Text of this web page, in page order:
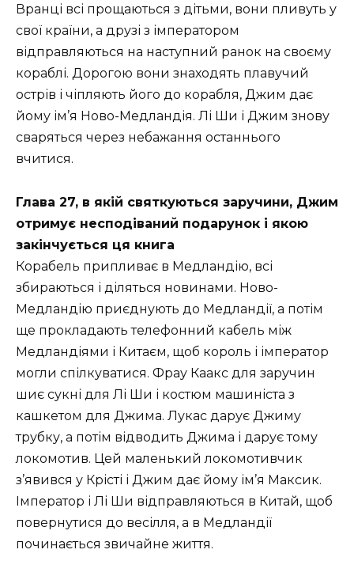
Вранці всі прощаються з дітьми, вони пливуть у
свої країни, а друзі з імператором
відправляються на наступний ранок на своєму
кораблі. Дорогою вони знаходять плавучий
острів і чіпляють його до корабля, Джим дає
йому ім’я Ново-Медландія. Лі Ши і Джим знову
сваряться через небажання останнього
вчитися.
Глава 27, в якій святкуються заручини, Джим
отримує несподіваний подарунок і якою
закінчується ця книга
Корабель припливає в Медландію, всі
збираються і діляться новинами. Ново-
Медландію приєднують до Медландії, а потім
ще прокладають телефонний кабель між
Медландіями і Китаєм, щоб король і імператор
могли спілкуватися. Фрау Каакс для заручин
шиє сукні для Лі Ши і костюм машиніста з
кашкетом для Джима. Лукас дарує Джиму
трубку, а потім відводить Джима і дарує тому
локомотив. Цей маленький локомотивчик
з’явився у Крісті і Джим дає йому ім’я Максик.
Імператор і Лі Ши відправляються в Китай, щоб
повернутися до весілля, а в Медландії
починається звичайне життя.